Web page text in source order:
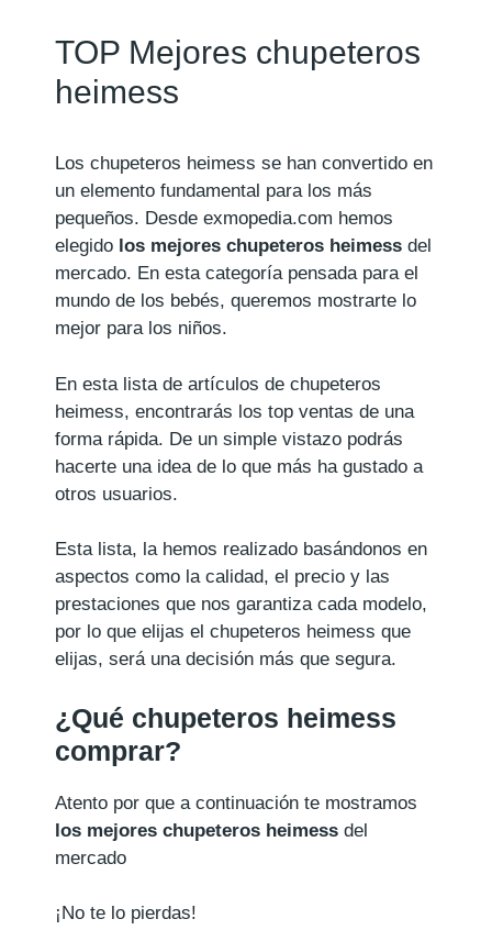
TOP Mejores chupeteros
heimess
Los chupeteros heimess se han convertido en
un elemento fundamental para los más
pequeños. Desde exmopedia.com hemos
elegido los mejores chupeteros heimess del
mercado. En esta categoría pensada para el
mundo de los bebés, queremos mostrarte lo
mejor para los niños.
En esta lista de artículos de chupeteros
heimess, encontrarás los top ventas de una
forma rápida. De un simple vistazo podrás
hacerte una idea de lo que más ha gustado a
otros usuarios.
Esta lista, la hemos realizado basándonos en
aspectos como la calidad, el precio y las
prestaciones que nos garantiza cada modelo,
por lo que elijas el chupeteros heimess que
elijas, será una decisión más que segura.
¿Qué chupeteros heimess
comprar?
Atento por que a continuación te mostramos
los mejores chupeteros heimess del
mercado
¡No te lo pierdas!